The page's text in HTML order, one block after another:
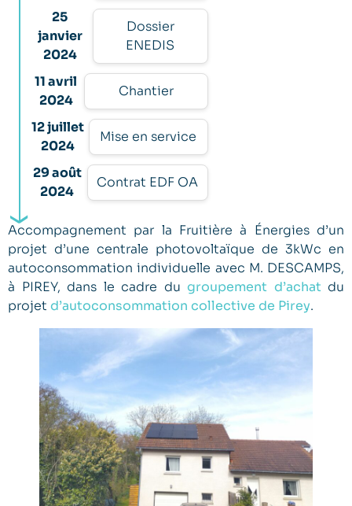
25
janvier
2024
Dossier
ENEDIS
11 avril
2024
Chantier
12 juillet
2024
Mise en service
29 août
2024
Contrat EDF OA
Accompagnement par la Fruitière à Énergies d’un
projet d’une centrale photovoltaïque de 3kWc en
autoconsommation individuelle avec M. DESCAMPS,
à PIREY, dans le cadre du groupement d’achat du
projet d’autoconsommation collective de Pirey.